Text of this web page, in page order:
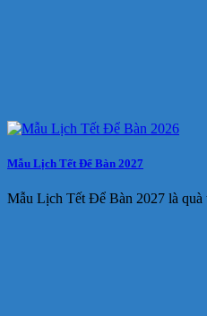
Mẫu Lịch Tết Để Bàn 2027
Mẫu Lịch Tết Để Bàn 2027 là quà